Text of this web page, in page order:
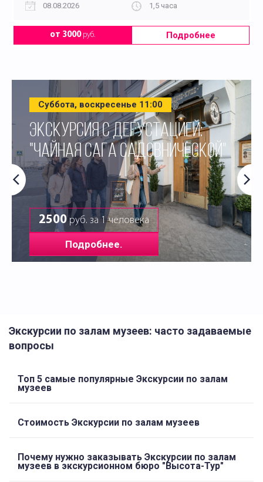
08.08.2026
1,5 часа
от 3000руб. Подробнее
Суббота, воскресенье 11:00
ЭКСКУРСИЯ С ДЕГУСТАЦИЕЙ:
"ЧАЙНАЯ САГА САДОВНИЧЕСКОЙ"
2500руб. за 1 человека
Подробнее.
Экскурсии по залам музеев: часто задаваемые
вопросы
Топ 5 самые популярные Экскурсии по залам
музеев
Стоимость Экскурсии по залам музеев
Почему нужно заказывать Экскурсии по залам
музеев в экскурсионном бюро "Высота-Тур"